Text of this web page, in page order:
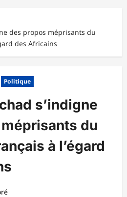
des propos méprisants du
des Africains
Politique
s’indigne
du
à l’égard